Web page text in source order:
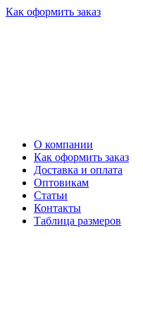
Как оформить заказ
О компании
Как оформить заказ
Доставка и оплата
Оптовикам
Статьи
Контакты
Таблица размеров